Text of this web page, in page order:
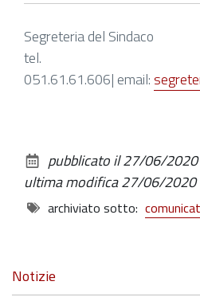
Segreteria del Sindaco
tel.
051.61.61.606| email:
documento
pubblicato il27/06/2020
ultima modifica27/06/2020
archiviato sotto:
Navigazione
Notizie